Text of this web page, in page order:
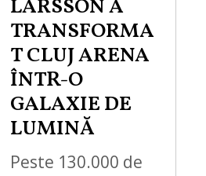
LARSSON A
TRANSFORMA
T CLUJ ARENA
ÎNTR-O
GALAXIE DE
LUMINĂ
Peste 130.000 de